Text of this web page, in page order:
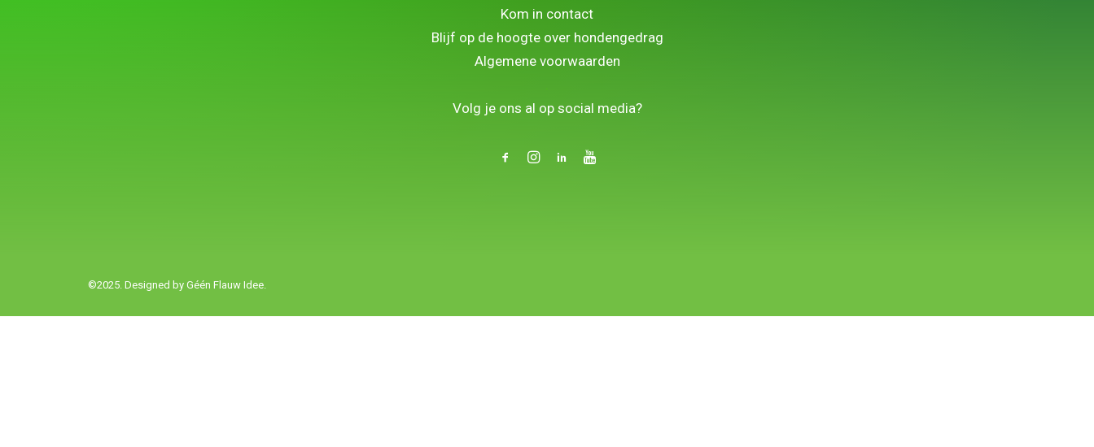
Kom in contact
Blijf op de hoogte over hondengedrag
Algemene voorwaarden
Volg je ons al op social media?
©2025. Designed by Géén Flauw Idee.